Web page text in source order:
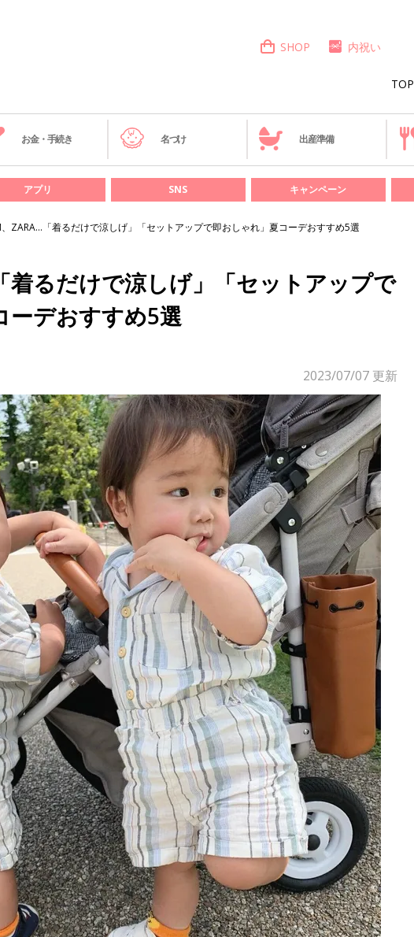
TOP
SHOP 内祝い
お金・手続き 名づけ 出産準備
アプリ SNS キャンペーン
ZARA…「着るだけで涼しげ」「セットアップで即おしゃれ」夏コーデおすすめ5選
着るだけで涼しげ」「セットアップで
ーデおすすめ5選
2023/07/07 更新